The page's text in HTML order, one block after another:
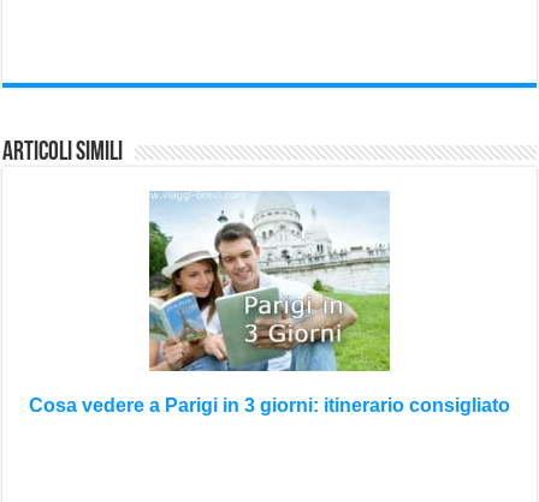
Articoli Simili
Cosa vedere a Parigi in 3 giorni: itinerario consigliato